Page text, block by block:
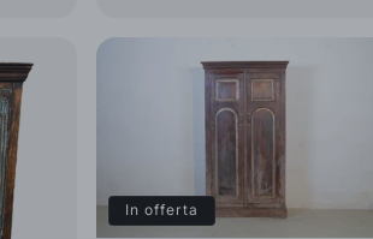
In offerta